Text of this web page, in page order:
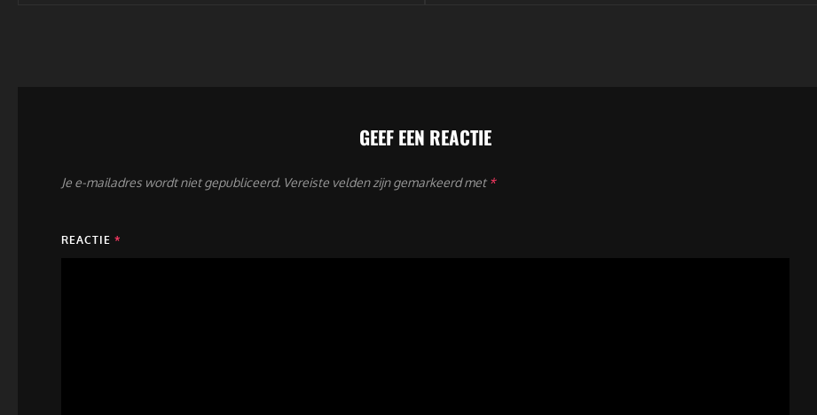
GEEF EEN REACTIE
Je e-mailadres wordt niet gepubliceerd. Vereiste velden zijn gemarkeerd met *
REACTIE *